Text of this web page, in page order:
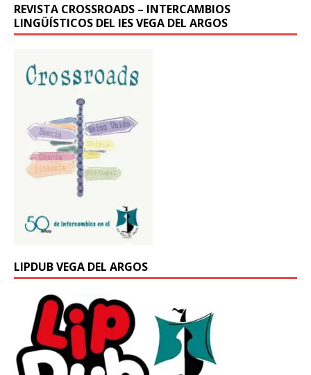
REVISTA CROSSROADS – INTERCAMBIOS
LINGÜÍSTICOS DEL IES VEGA DEL ARGOS
LIPDUB VEGA DEL ARGOS